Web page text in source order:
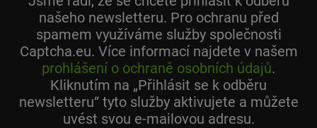
našeho newsletteru. Pro ochranu před
spamem využíváme služby společnosti
Captcha.eu. Více informací najdete v našem
prohlášení o ochraně osobních údajů.
Kliknutím na „Přihlásit se k odběru
newsletteru“ tyto služby aktivujete a můžete
uvést svou e-mailovou adresu.